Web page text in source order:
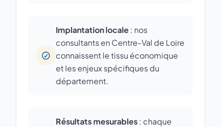
Implantation locale: nos
consultants en Centre-Val de Loire
connaissent le tissu économique
et les enjeux spécifiques du
département.
Résultats mesurables: chaque